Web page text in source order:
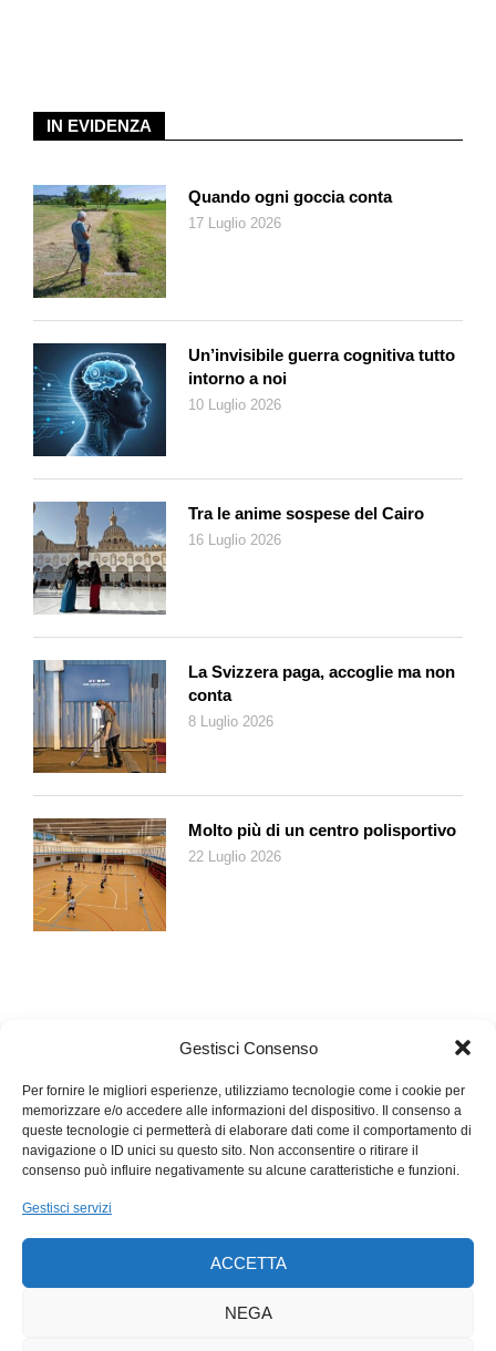
Gestisci Consenso
Per fornire le migliori esperienze, utilizziamo tecnologie come i cookie per
memorizzare e/o accedere alle informazioni del dispositivo. Il consenso a
queste tecnologie ci permetterà di elaborare dati come il comportamento di
navigazione o ID unici su questo sito. Non acconsentire o ritirare il
consenso può influire negativamente su alcune caratteristiche e funzioni.
Gestisci servizi
ACCETTA
NEGA
IN EVIDENZA
Quando ogni goccia conta
17 Luglio 2026
Un’invisibile guerra cognitiva tutto
intorno a noi
10 Luglio 2026
Tra le anime sospese del Cairo
16 Luglio 2026
La Svizzera paga, accoglie ma non
conta
8 Luglio 2026
Molto più di un centro polisportivo
22 Luglio 2026